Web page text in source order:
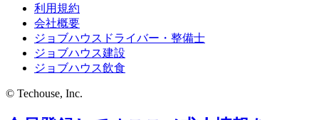
利用規約
会社概要
ジョブハウスドライバー・整備士
ジョブハウス建設
ジョブハウス飲食
© Techouse, Inc.